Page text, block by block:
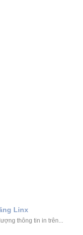
Linx
thông tin in trên...